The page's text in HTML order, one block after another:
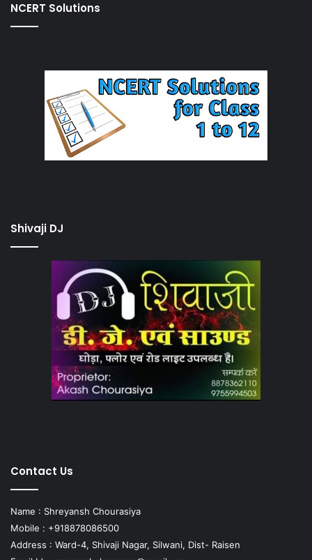
NCERT Solutions
Shivaji DJ
Contact Us
Name : Shreyansh Chourasiya
Mobile : +918878086500
Address : Ward-4, Shivaji Nagar, Silwani, Dist- Raisen